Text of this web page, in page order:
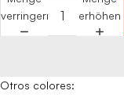
verringern
erhöhen
Otros colores: